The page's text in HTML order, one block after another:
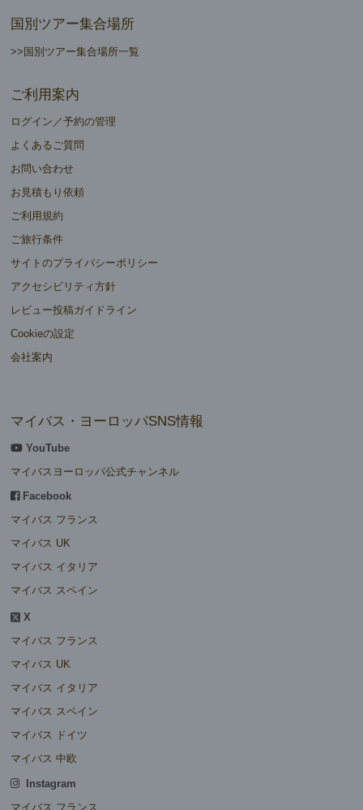
国別ツアー集合場所
>>国別ツアー集合場所一覧
ご利用案内
ログイン／予約の管理
よくあるご質問
お問い合わせ
お見積もり依頼
ご利用規約
ご旅行条件
サイトのプライバシーポリシー
アクセシビリティ方針
レビュー投稿ガイドライン
Cookieの設定
会社案内
マイバス・ヨーロッパSNS情報
YouTube
マイバスヨーロッパ公式チャンネル
Facebook
マイバス フランス
マイバス UK
マイバス イタリア
マイバス スペイン
X
マイバス フランス
マイバス UK
マイバス イタリア
マイバス スペイン
マイバス ドイツ
マイバス 中欧
Instagram
マイバス フランス